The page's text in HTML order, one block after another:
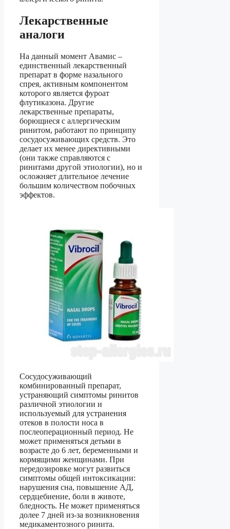
Лекарственные
аналоги
На данный момент Авамис –
единственный лекарственный
препарат в форме назального
спрея, активным компонентом
которого является фуроат
флутиказона. Другие
лекарственные препараты,
борющиеся с аллергическим
ринитом, работают по принципу
сосудосуживающих средств. Это
делает их менее директивными
(они также справляются с
ринитами другой этиологии), но и
осложняет длительное лечение
большим количеством побочных
эффектов.
Сосудосуживающий
комбинированный препарат,
устраняющий симптомы ринитов
различной этиологии и
используемый для устранения
отеков в полости носа в
послеоперационный период. Не
может применяться детьми в
возрасте до 6 лет, беременными и
кормящими женщинами. При
передозировке могут развиться
симптомы общей интоксикации:
нарушения сна, повышение АД,
сердцебиение, боли в животе,
бледность. Не может применяться
долее 7 дней из-за возникновения
медикаментозного ринита.